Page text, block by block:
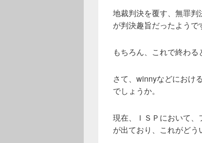
地裁判決を覆す、無罪
が判決趣旨だったようで
もちろん、これで終わ
さて、winnyなどにおけ
でしょうか。
現在、ＩＳＰにおいて、
が出ており、これがどう